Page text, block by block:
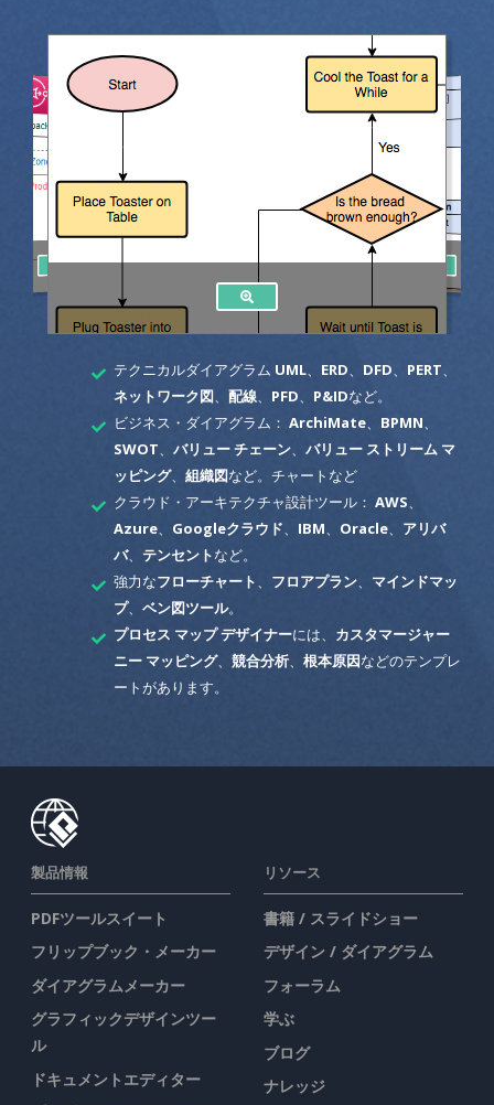
テクニカルダイアグラム UML、 ERD DFD PERT
ネットワーク図、 配線、 PFD P&IDなど。
ビジネス・ダイアグラム： ArchiMate、 BPMN
SWOT
バリュー チェーン、 バリュー ストリーム マ
ッピング、 組織図など。チャートなど
クラウド・アーキテクチャ設計ツール： AWS
Azure、 Googleクラウド IBM Oracle、 アリバ
バ、 テンセントなど。
強力なフローチャート フロアプラン、 マインドマッ
プ、 ベン図ツール。
プロセス マップ デザイナーには、 カスタマージャー
ニー マッピング、 競合分析、 根本原因などのテンプレ
ートがあります。
製品情報
PDFツールスイート
フリップブック・メーカー
ダイアグラムメーカー
グラフィックデザインツー
ル
ドキュメントエディター
リソース
書籍 / スライドショー
デザイン / ダイアグラム
フォーラム
学ぶ
ブログ
ナレッジ